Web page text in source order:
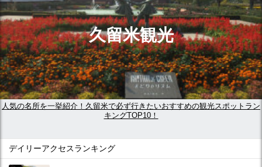
久留米観光
人気の名所を一挙紹介！久留米で必ず行きたいおすすめの観光スポットラン
キングTOP10！
デイリーアクセスランキング